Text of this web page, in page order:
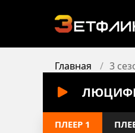
Главная 3
ПЛЕЕР 1